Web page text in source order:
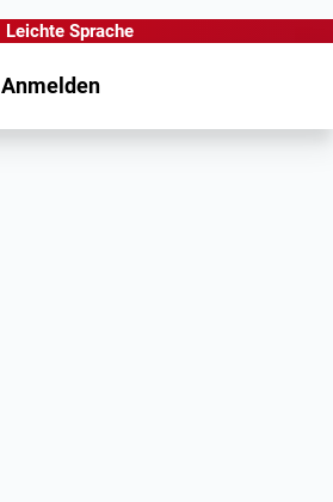
Leichte Sprache
Anmelden